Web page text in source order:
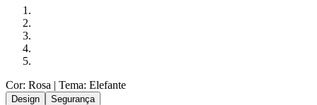
Cor: Rosa | Tema: Elefante
Design Segurança